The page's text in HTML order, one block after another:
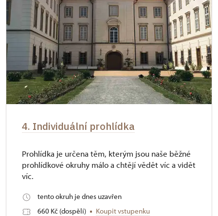
4. Individuální prohlídka
Prohlídka je určena těm, kterým jsou naše běžné
prohlídkové okruhy málo a chtějí vědět víc a vidět
víc.
tento okruh je dnes uzavřen
660 Kč (dospělí)
Koupit vstupenku